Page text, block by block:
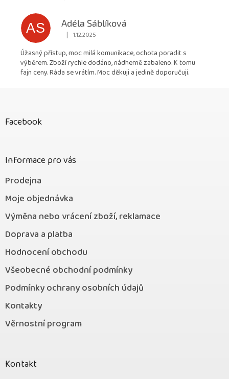
AS
Adéla Sáblíková
Hodnocení obchodu je 5 z 5 hvězdiček.
| 1.12.2025
Úžasný přístup, moc milá komunikace, ochota poradit s
výběrem. Zboží rychle dodáno, nádherně zabaleno. K tomu
fajn ceny. Ráda se vrátím. Moc děkuji a jedině doporučuji.
Facebook
Informace pro vás
Prodejna
Moje objednávka
Výměna nebo vrácení zboží, reklamace
Doprava a platba
Hodnocení obchodu
Všeobecné obchodní podmínky
Podmínky ochrany osobních údajů
Kontakty
Věrnostní program
Kontakt